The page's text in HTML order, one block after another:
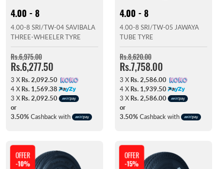
4.00 - 8
4.00-8 SRI/TW-04 SAVIBALA
THREE-WHEELER TYRE
Rs.6,975.00
Rs.6,277.50
3 X Rs. 2,092.50
4 X Rs. 1,569.38
3 X Rs. 2,092.50
or
3.50% Cashback with
4.00 - 8
4.00-8 SRI/TW-05 JAWAYA
TUBE TYRE
Rs.8,620.00
Rs.7,758.00
3 X Rs. 2,586.00
4 X Rs. 1,939.50
3 X Rs. 2,586.00
or
3.50% Cashback with
OFFER
-10%
OFFER
-15%